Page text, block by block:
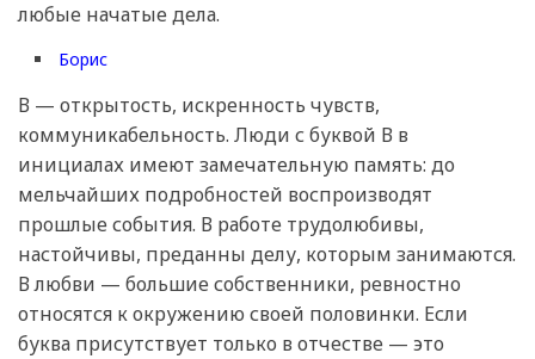
любые начатые дела.
Борис
В — открытость, искренность чувств,
коммуникабельность. Люди с буквой В в
инициалах имеют замечательную память: до
мельчайших подробностей воспроизводят
прошлые события. В работе трудолюбивы,
настойчивы, преданны делу, которым занимаются.
В любви — большие собственники, ревностно
относятся к окружению своей половинки. Если
буква присутствует только в отчестве — это